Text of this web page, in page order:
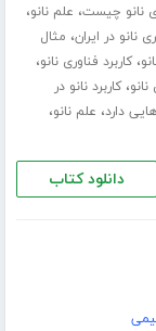
نانو چیست، علم نانو،
نانو در ایران، مثال
،کاربرد فناوری نانو،
،کاربرد نانو در
دارد، علم نانو،
دانلود کتاب